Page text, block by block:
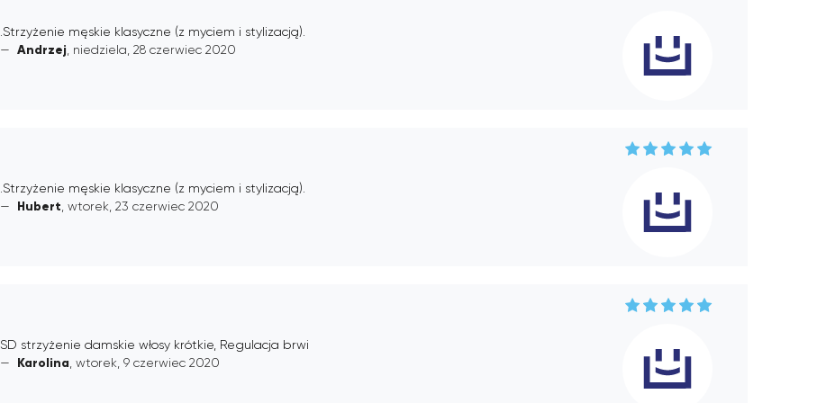
.Strzyżenie męskie klasyczne (z myciem i stylizacją).
Andrzej , niedziela, 28 czerwiec 2020
.Strzyżenie męskie klasyczne (z myciem i stylizacją).
Hubert , wtorek, 23 czerwiec 2020
SD strzyżenie damskie włosy krótkie, Regulacja brwi
Karolina , wtorek, 9 czerwiec 2020